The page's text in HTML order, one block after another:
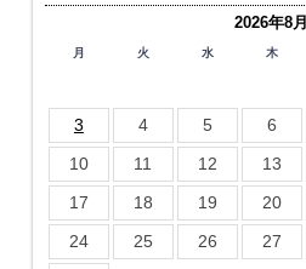
2026年8月
月 火 水 木
3
4 5 6
10
11 12 13
17
18 19 20
24
25 26 27